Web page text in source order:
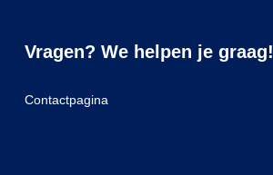
Vragen? We helpen je graag!
Contactpagina